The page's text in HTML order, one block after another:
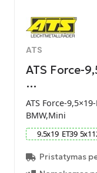
ATS
ATS Force-
…
ATS Force-
BMW,Mini
9.5x19 ET39 5x
Pristatymas